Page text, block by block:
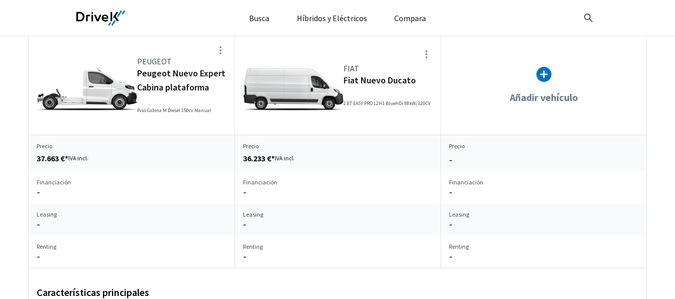
Busca Híbridos y Eléctricos Compara
PEUGEOT
Peugeot Nuevo Expert
Cabina plataforma
Piso Cabina M Diesel 150cv Manual
FIAT
Fiat Nuevo Ducato
2.8T EASY PRO L2H1 BlueHDi 88kW/120CV Añadir vehículo
Precio
37.663 €*IVA incl.
Precio
36.233 €*IVA incl.
Precio
–
Financiación
–
Financiación
–
Financiación
–
Leasing
–
Leasing
–
Leasing
–
Renting
–
Renting
–
Renting
–
Características principales